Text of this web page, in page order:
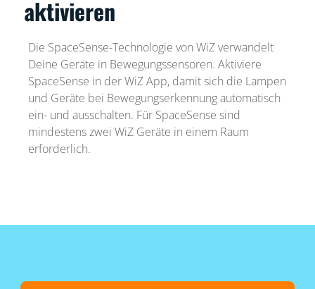
aktivieren
Die SpaceSense-Technologie von WiZ verwandelt
Deine Geräte in Bewegungssensoren. Aktiviere
SpaceSense in der WiZ App, damit sich die Lampen
und Geräte bei Bewegungserkennung automatisch
ein- und ausschalten. Für SpaceSense sind
mindestens zwei WiZ Geräte in einem Raum
erforderlich.